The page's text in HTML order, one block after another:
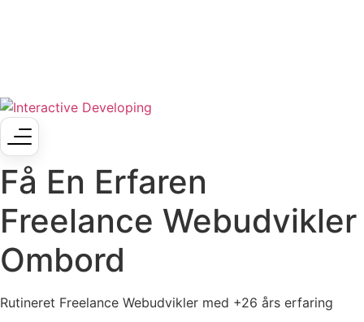
Få En Erfaren
Freelance Webudvikler
Ombord
Rutineret Freelance Webudvikler med +26 års erfaring